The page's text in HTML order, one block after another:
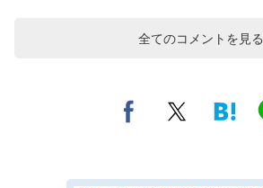
全てのコメントを見る